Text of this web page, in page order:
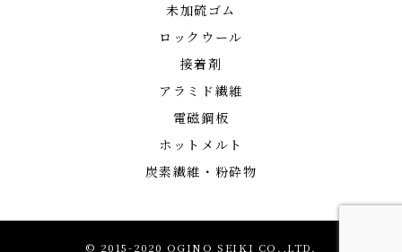
未加硫ゴム
ロックウール
接着剤
アラミド繊維
電磁鋼板
ホットメルト
炭素繊維・粉砕物
© 2015-2020 OGINO SEIKI CO.,LTD.